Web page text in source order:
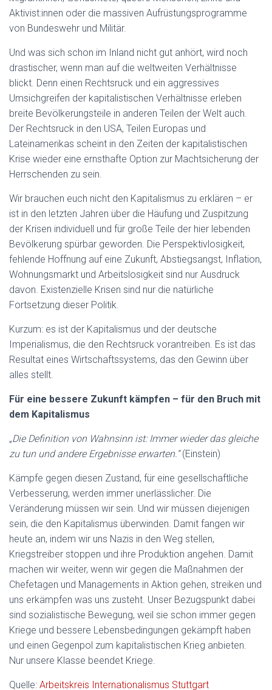
Aktivist:innen oder die massiven Aufrüstungsprogramme
von Bundeswehr und Militär.
Und was sich schon im Inland nicht gut anhört, wird noch
drastischer, wenn man auf die weltweiten Verhältnisse
blickt. Denn einen Rechtsruck und ein aggressives
Umsichgreifen der kapitalistischen Verhältnisse erleben
breite Bevölkerungsteile in anderen Teilen der Welt auch.
Der Rechtsruck in den USA, Teilen Europas und
Lateinamerikas scheint in den Zeiten der kapitalistischen
Krise wieder eine ernsthafte Option zur Machtsicherung der
Herrschenden zu sein.
Wir brauchen euch nicht den Kapitalismus zu erklären – er
ist in den letzten Jahren über die Häufung und Zuspitzung
der Krisen individuell und für große Teile der hier lebenden
Bevölkerung spürbar geworden. Die Perspektivlosigkeit,
fehlende Hoffnung auf eine Zukunft, Abstiegsangst, Inflation,
Wohnungsmarkt und Arbeitslosigkeit sind nur Ausdruck
davon. Existenzielle Krisen sind nur die natürliche
Fortsetzung dieser Politik.
Kurzum: es ist der Kapitalismus und der deutsche
Imperialismus, die den Rechtsruck vorantreiben. Es ist das
Resultat eines Wirtschaftssystems, das den Gewinn über
alles stellt.
Für eine bessere Zukunft kämpfen – für den Bruch mit
dem Kapitalismus
„Die Definition von Wahnsinn ist: Immer wieder das gleiche
zu tun und andere Ergebnisse erwarten.“(Einstein)
Kämpfe gegen diesen Zustand, für eine gesellschaftliche
Verbesserung, werden immer unerlässlicher. Die
Veränderung müssen wir sein. Und wir müssen diejenigen
sein, die den Kapitalismus überwinden. Damit fangen wir
heute an, indem wir uns Nazis in den Weg stellen,
Kriegstreiber stoppen und ihre Produktion angehen. Damit
machen wir weiter, wenn wir gegen die Maßnahmen der
Chefetagen und Managements in Aktion gehen, streiken und
uns erkämpfen was uns zusteht. Unser Bezugspunkt dabei
sind sozialistische Bewegung, weil sie schon immer gegen
Kriege und bessere Lebensbedingungen gekämpft haben
und einen Gegenpol zum kapitalistischen Krieg anbieten.
Nur unsere Klasse beendet Kriege.
Quelle: Arbeitskreis Internationalismus Stuttgart